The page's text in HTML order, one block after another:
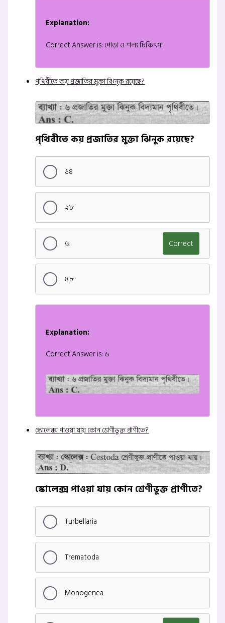
Explanation:
Correct Answer is: পোড়া ও শল্য চিকিৎসা
পৃথিবীতে কয় প্রজাতির মুক্তা ঝিনুক রয়েছে?
পৃথিবীতে কয় প্রজাতির মুক্তা ঝিনুক রয়েছে?
১৪
২৮
৬ Correct
৪৮
Explanation:
Correct Answer is: ৬
স্কোলেক্স পাওয়া যায় কোন শ্রেণীভুক্ত প্রাণীতে?
স্কোলেক্স পাওয়া যায় কোন শ্রেণীভুক্ত প্রাণীতে?
Turbellaria
Trematoda
Monogenea